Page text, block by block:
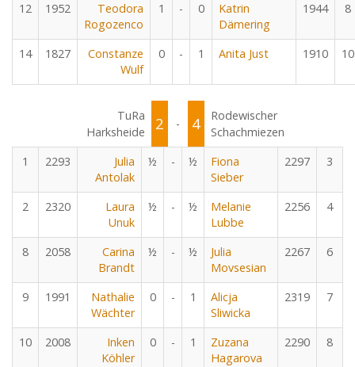
12 1952
Teodora
Rogozenco
1 - 0
Katrin
Dämering
1944 8
14 1827
Constanze
Wulf
0 - 1 Anita Just 1910 10
TuRa
Harksheide
2 - 4
Rodewischer
Schachmiezen
1
2293
Julia
Antolak
½ - ½
Fiona
Sieber
2297 3
2 2320
Laura
Unuk
½ - ½
Melanie
Lubbe
2256 4
8 2058
Carina
Brandt
½ - ½
Julia
Movsesian
2267 6
9 1991
Nathalie
Wächter
0 - 1
Alicja
Sliwicka
2319 7
10 2008
Inken
Köhler
0 - 1
Zuzana
Hagarova
2290 8